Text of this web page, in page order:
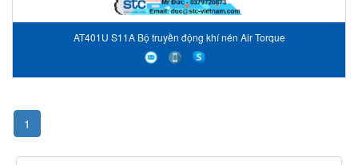
AT401U S11A Bộ truyền động khí nén Air Torque
1